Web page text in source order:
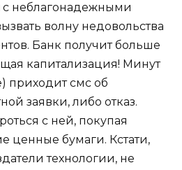
с неблагонадежными
волну недовольства
Банк получит больше
капитализация! Минут
приходит смс об
заявки, либо отказ.
с ней, покупая
ценные бумаги. Кстати,
технологии, не